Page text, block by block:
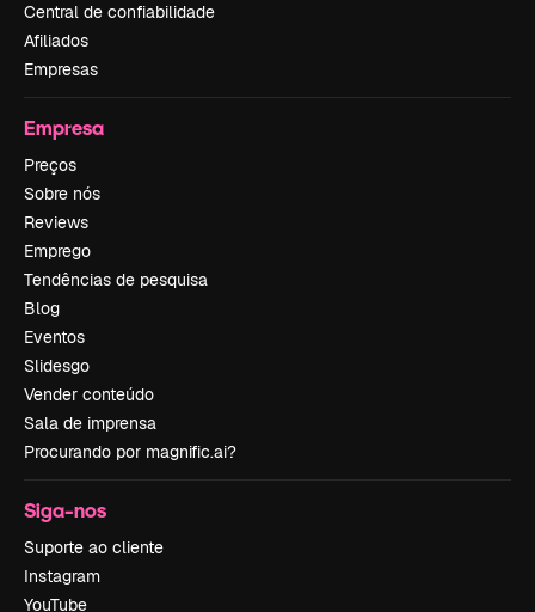
Central de confiabilidade
Afiliados
Empresas
Empresa
Preços
Sobre nós
Reviews
Emprego
Tendências de pesquisa
Blog
Eventos
Slidesgo
Vender conteúdo
Sala de imprensa
Procurando por magnific.ai?
Siga-nos
Suporte ao cliente
Instagram
YouTube